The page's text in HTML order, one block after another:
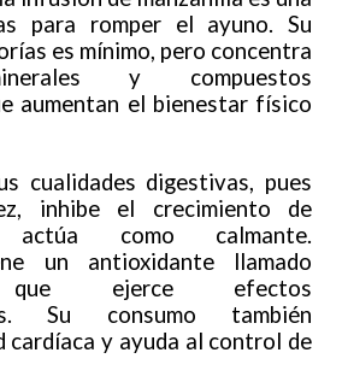
para romper el ayuno. Su
es mínimo, pero concentra
y compuestos
aumentan el bienestar físico
cualidades digestivas, pues
inhibe el crecimiento de
como calmante.
un antioxidante llamado
que ejerce efectos
Su consumo también
cardíaca y ayuda al control de